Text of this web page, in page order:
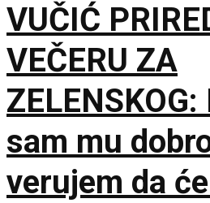
VUČIĆ
VEČERU ZA
sam mu
verujem da